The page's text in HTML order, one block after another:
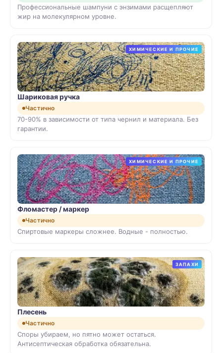
Профессиональные шампуни с энзимами расщепляют
жир на молекулярном уровне.
ХИМИЧЕСКИЕ И ПРОЧИЕ
Шариковая ручка
Частично
70-90% в зависимости от типа чернил и материала. Без
гарантии.
ХИМИЧЕСКИЕ И ПРОЧИЕ
Фломастер / маркер
Частично
Спиртовые маркеры сложнее. Водные - полностью.
ЗАПАХИ
Плесень
Частично
Споры убираем, но пятно может остаться.
Антисептическая обработка обязательна.